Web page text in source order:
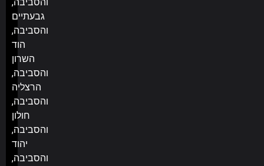
גבעתיים
והסביבה,
הוד
השרון
והסביבה,
הרצליה
והסביבה,
חולון
והסביבה,
יהוד
והסביבה,